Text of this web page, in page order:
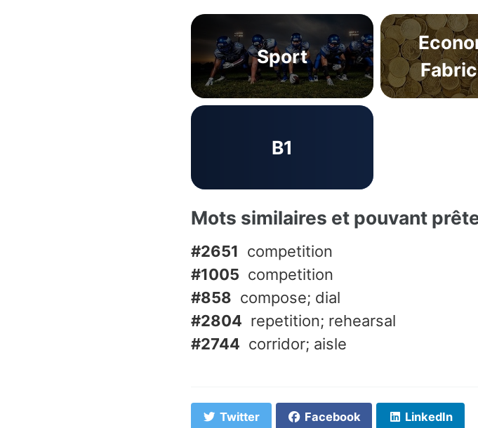
Sport
B1
Mots similaires et pouvant
#2651 competition
#1005 competition
#858 compose; dial
#2804 repetition; rehearsal
#2744 corridor; aisle
Twitter Facebook LinkedIn